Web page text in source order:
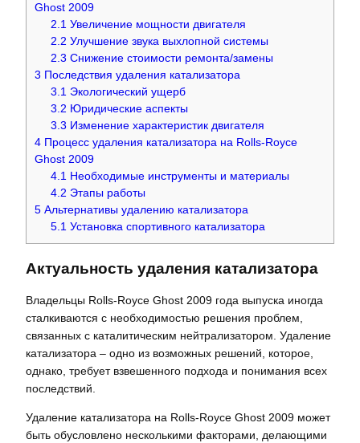
Ghost 2009
2.1 Увеличение мощности двигателя
2.2 Улучшение звука выхлопной системы
2.3 Снижение стоимости ремонта/замены
3 Последствия удаления катализатора
3.1 Экологический ущерб
3.2 Юридические аспекты
3.3 Изменение характеристик двигателя
4 Процесс удаления катализатора на Rolls-Royce
Ghost 2009
4.1 Необходимые инструменты и материалы
4.2 Этапы работы
5 Альтернативы удалению катализатора
5.1 Установка спортивного катализатора
Актуальность удаления катализатора
Владельцы Rolls-Royce Ghost 2009 года выпуска иногда
сталкиваются с необходимостью решения проблем,
связанных с каталитическим нейтрализатором. Удаление
катализатора – одно из возможных решений, которое,
однако, требует взвешенного подхода и понимания всех
последствий.
Удаление катализатора на Rolls-Royce Ghost 2009 может
быть обусловлено несколькими факторами, делающими